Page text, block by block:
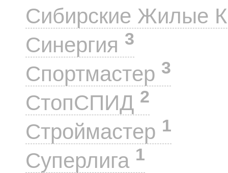
Сибирские Жилые
Синергия 3
Спортмастер 3
СтопСПИД 2
Строймастер 1
Суперлига 1